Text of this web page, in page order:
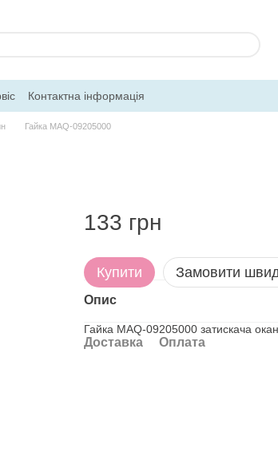
Контактна інформація
Гайка MAQ-09205000
133 грн
Купити Замовити
Опис
Гайка MAQ-09205000 затискача
Доставка Оплата